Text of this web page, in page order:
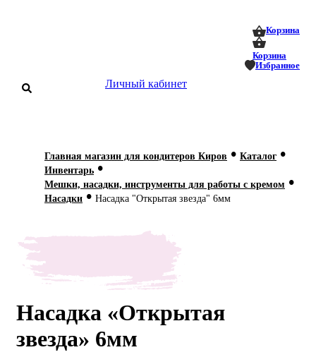
Корзина
Корзина
Избранное
Личный кабинет
О нас
Мастер-
классы
Главная магазин для кондитеров Киров • Каталог •
Инвентарь •
Мешки, насадки, инструменты для работы с кремом •
Насадки • Насадка "Открытая звезда" 6мм
Насадка «Открытая
звезда» 6мм